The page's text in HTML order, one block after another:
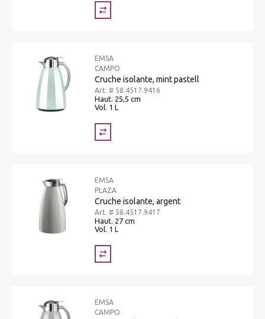
EMSA
CAMPO
Cruche isolante, mint pastell
Art. # 58.4517.9416
Haut. 25,5 cm
Vol. 1 L
EMSA
PLAZA
Cruche isolante, argent
Art. # 58.4517.9417
Haut. 27 cm
Vol. 1 L
EMSA
CAMPO